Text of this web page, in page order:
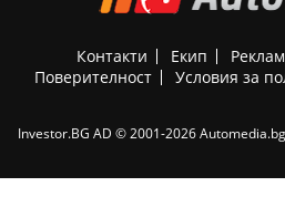
Контакти Екип
Поверителност
Условия за
Investor.BG AD © 2001-2026